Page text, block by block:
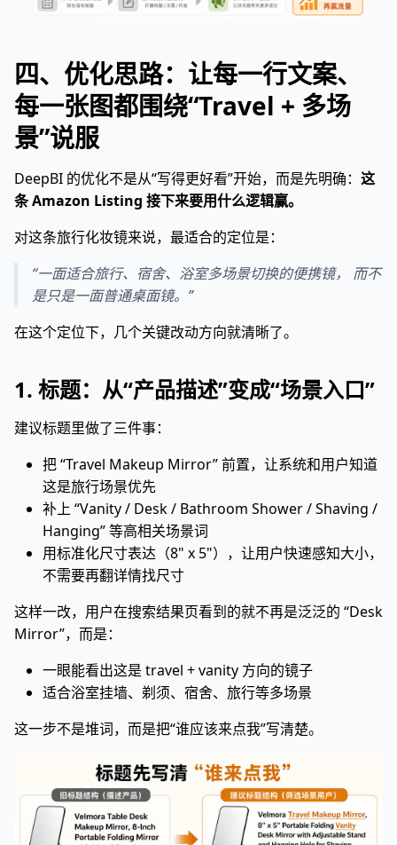
四、优化思路：让每一行文案、
每一张图都围绕“Travel + 多场
景”说服
DeepBI 的优化不是从“写得更好看”开始，而是先明确： 这
条 Amazon Listing 接下来要用什么逻辑赢。
对这条旅行化妆镜来说，最适合的定位是：
“一面适合旅行、宿舍、浴室多场景切换的便携镜， 而不
是只是一面普通桌面镜。”
在这个定位下，几个关键改动方向就清晰了。
1. 标题：从“产品描述”变成“场景入口”
建议标题里做了三件事：
把 “Travel Makeup Mirror” 前置，让系统和用户知道
这是旅行场景优先
补上 “Vanity / Desk / Bathroom Shower / Shaving /
Hanging” 等高相关场景词
用标准化尺寸表达（8" x 5"），让用户快速感知大小，
不需要再翻详情找尺寸
这样一改，用户在搜索结果页看到的就不再是泛泛的 “Desk
Mirror”，而是：
一眼能看出这是 travel + vanity 方向的镜子
适合浴室挂墙、剃须、宿舍、旅行等多场景
这一步不是堆词，而是把“谁应该来点我”写清楚。